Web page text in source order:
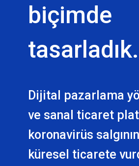
biçimde
tasarladık.
Dijital pazarlama
ve sanal ticaret
koronavirüs
küresel ticarete